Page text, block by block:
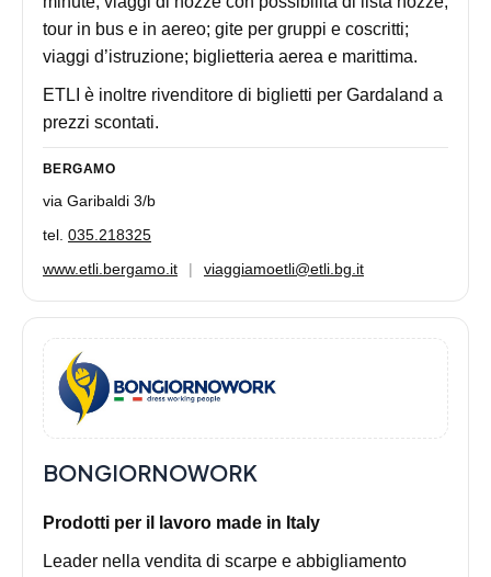
tour in bus e in aereo; gite per gruppi e coscritti;
viaggi d’istruzione; biglietteria aerea e marittima.
ETLI è inoltre rivenditore di biglietti per Gardaland a
prezzi scontati.
BERGAMO
via Garibaldi 3/b
tel. 035.218325
www.etli.bergamo.it
| viaggiamoetli@etli.bg.it
BONGIORNOWORK
Prodotti per il lavoro made in Italy
Leader nella vendita di scarpe e abbigliamento